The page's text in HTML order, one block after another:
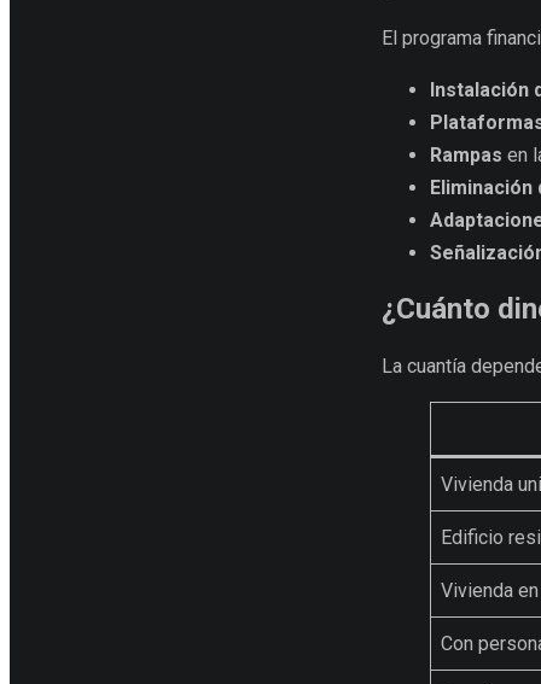
El programa
Instalación
Rampas en
¿Cuánto
La cuantía
Vivienda
Edificio
Vivienda
Con